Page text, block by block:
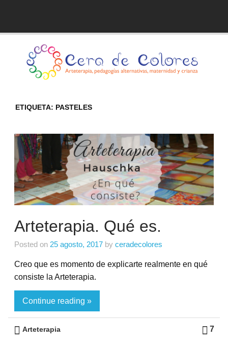
ETIQUETA: PASTELES
Arteterapia. Qué es.
Posted on 25 agosto, 2017 by ceradecolores
Creo que es momento de explicarte realmente en qué
consiste la Arteterapia.
Continue reading »
7
Arteterapia